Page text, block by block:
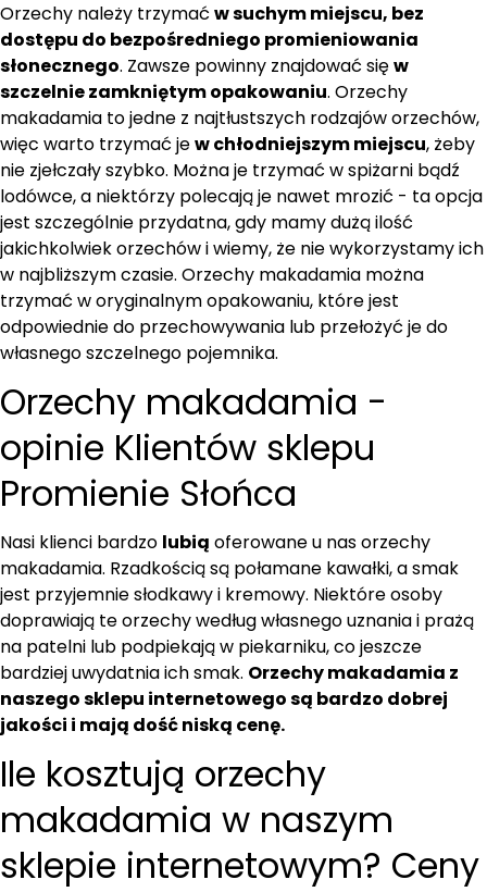
Orzechy należy trzymać w suchym miejscu, bez
dostępu do bezpośredniego promieniowania
słonecznego. Zawsze powinny znajdować sięw
szczelnie zamkniętym opakowaniu. Orzechy
makadamia to jedne z najtłustszych rodzajów orzechów,
więc warto trzymać jew chłodniejszym miejscu, żeby
nie zjełczały szybko. Można je trzymać w spiżarni bądź
lodówce, a niektórzy polecają je nawet mrozić - ta opcja
jest szczególnie przydatna, gdy mamy dużą ilość
jakichkolwiek orzechów i wiemy, że nie wykorzystamy ich
w najbliższym czasie. Orzechy makadamia można
trzymać w oryginalnym opakowaniu, które jest
odpowiednie do przechowywania lub przełożyć je do
własnego szczelnego pojemnika.
Orzechy makadamia -
opinie Klientów sklepu
Promienie Słońca
Nasi klienci bardzo lubią oferowane u nas orzechy
makadamia. Rzadkością są połamane kawałki, a smak
jest przyjemnie słodkawy i kremowy. Niektóre osoby
doprawiają te orzechy według własnego uznania i prażą
na patelni lub podpiekają w piekarniku, co jeszcze
bardziej uwydatnia ich smak. Orzechy makadamia z
naszego sklepu internetowego są bardzo dobrej
jakości i mają dość niską cenę.
Ile kosztują orzechy
makadamia w naszym
sklepie internetowym? Ceny